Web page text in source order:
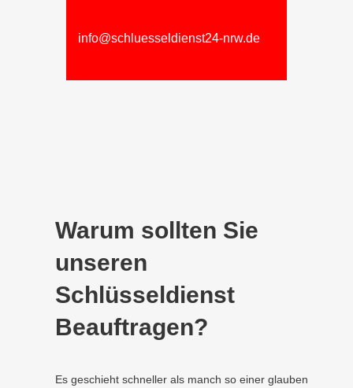
info@schluesseldienst24-nrw.de
Warum sollten Sie
unseren
Schlüsseldienst
Beauftragen?
Es geschieht schneller als manch so einer glauben